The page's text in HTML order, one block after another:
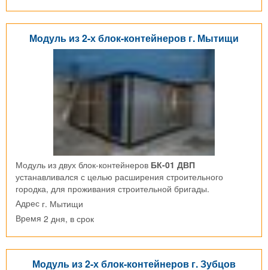
Модуль из 2-х блок-контейнеров г. Мытищи
Модуль из двух блок-контейнеров БК-01 ДВП
устанавливался с целью расширения строительного
городка, для проживания строительной бригады.
Адрес г. Мытищи
Время 2 дня, в срок
Модуль из 2-х блок-контейнеров г. Зубцов